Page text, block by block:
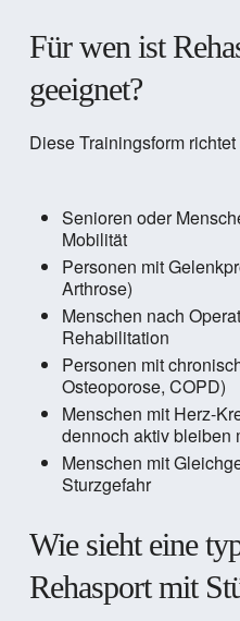
Für wen ist
geeignet?
Diese Trainingsform
Senioren oder
Mobilität
Personen mit
Arthrose)
Menschen nach
Rehabilitation
Personen mit
Osteoporose, COPD)
Menschen mit Herz-
dennoch aktiv bleiben
Menschen mit
Sturzgefahr
Wie sieht eine
Rehasport mit